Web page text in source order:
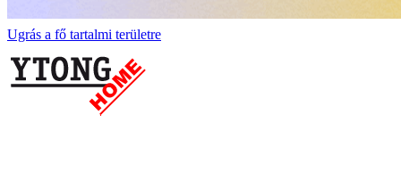
Ugrás a fő tartalmi területre